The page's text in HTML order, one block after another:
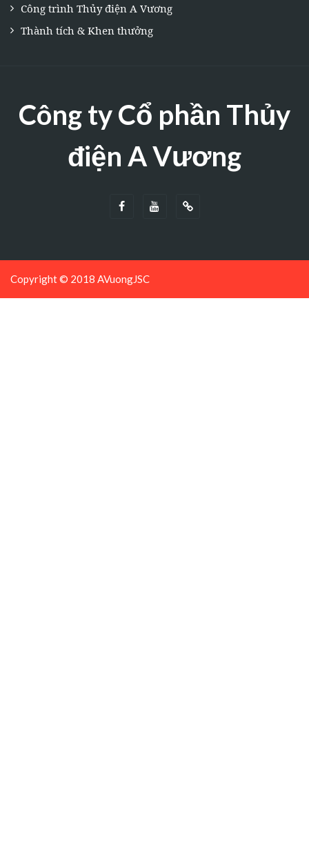
Công trình Thủy điện A Vương
Thành tích & Khen thưởng
Công ty Cổ phần Thủy
điện A Vương
Copyright © 2018 AVuongJSC